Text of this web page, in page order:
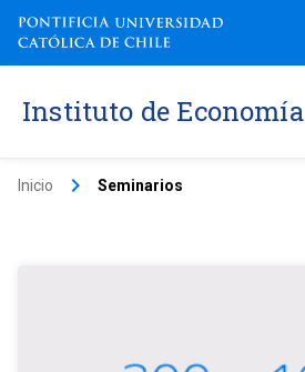
Instituto de Economía
Inicio keyboard_arrow_right Seminarios